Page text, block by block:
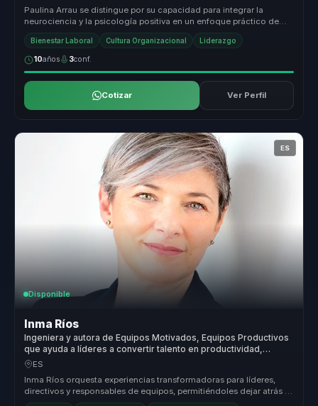
Paulina Arrau se distingue por su capacidad para integrar la
neurociencia y la psicología positiva en un enfoque práctico de
coaching eje...
Bienestar Laboral Cultura Organizacional Liderazgo
10años 3conf.
Cotizar Ver Perfil
ES
Disponible
Inma Ríos
Ingeniera y autora de Equipos Motivados, Equipos Productivos
que ayuda a líderes a convertir talento en productividad,
cohesión y alto rendimiento.
ES
Inma Ríos orquesta experiencias transformadoras para líderes,
directivos y responsables de equipos, permitiéndoles dejar atrás la
desalin...